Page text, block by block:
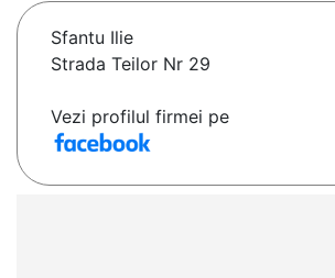
Sfantu Ilie
Strada Teilor Nr 29
Vezi profilul firmei pe